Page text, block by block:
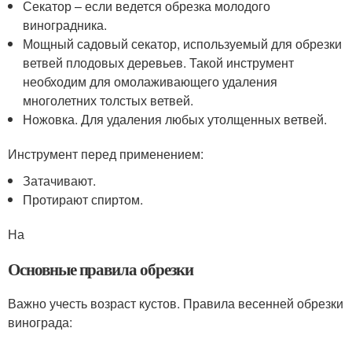
Секатор – если ведется обрезка молодого
виноградника.
Мощный садовый секатор, используемый для обрезки
ветвей плодовых деревьев. Такой инструмент
необходим для омолаживающего удаления
многолетних толстых ветвей.
Ножовка. Для удаления любых утолщенных ветвей.
Инструмент перед применением:
Затачивают.
Протирают спиртом.
На
Основные правила обрезки
Важно учесть возраст кустов. Правила весенней обрезки
винограда: